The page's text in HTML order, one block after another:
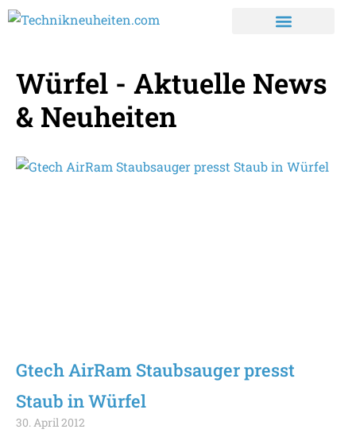
Würfel - Aktuelle News
& Neuheiten
Gtech AirRam Staubsauger presst
Staub in Würfel
30. April 2012